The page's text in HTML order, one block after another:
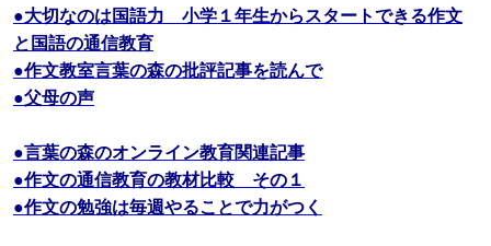
●大切なのは国語力 小学１年生からスタートできる作文
と国語の通信教育
●作文教室言葉の森の批評記事を読んで
●父母の声
●言葉の森のオンライン教育関連記事
●作文の通信教育の教材比較 その１
●作文の勉強は毎週やることで力がつく